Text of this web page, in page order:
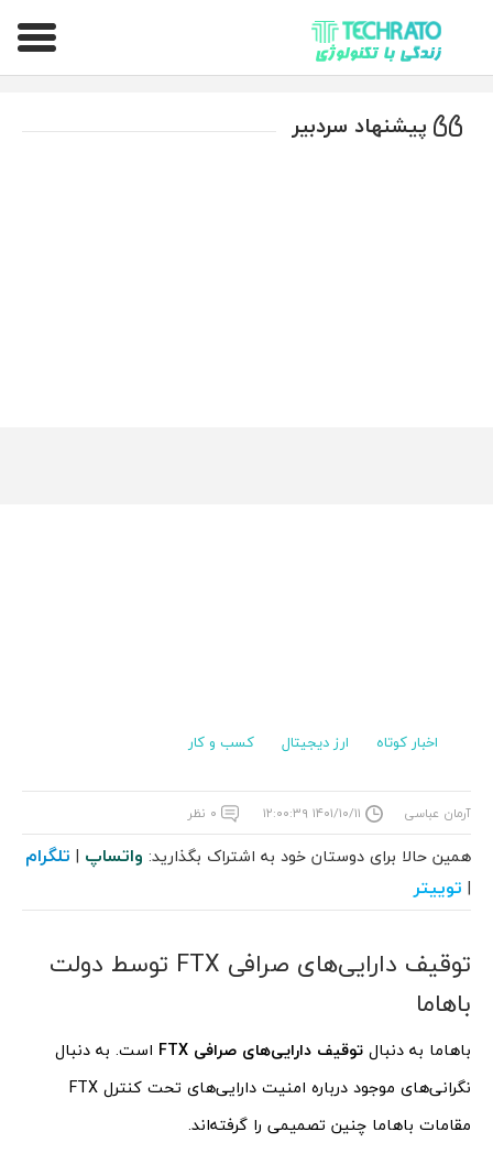
تکراتو – زندگی با تکنولوژی
پیشنهاد سردبیر
اخبار کوتاه ارز دیجیتال کسب و کار
آرمان عباسی ۱۴۰۱/۱۰/۱۱ ۱۲:۰۰:۳۹ ۰ نظر
همین حالا برای دوستان خود به اشتراک بگذارید: واتساپ | تلگرام
| توییتر
توقیف دارایی‌های صرافی FTX توسط دولت
باهاما
باهاما به دنبال توقیف دارایی‌های صرافی FTX
است. به دنبال
نگرانی‌های موجود درباره امنیت دارایی‌های تحت کنترل FTX
مقامات باهاما چنین تصمیمی را گرفته‌اند.